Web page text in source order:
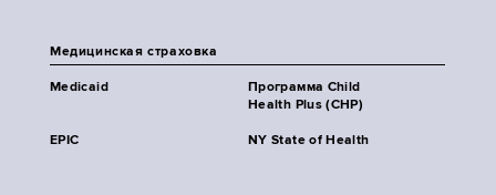
Медицинская страховка
Medicaid
Программа Child
Health Plus (CHP)
EPIC NY State of Health